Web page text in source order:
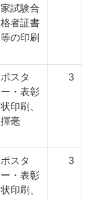
家試験合
格者証書
等の印刷
ポスタ
ー・表彰
状印刷、
揮毫
3
ポスタ
ー・表彰
状印刷、
3